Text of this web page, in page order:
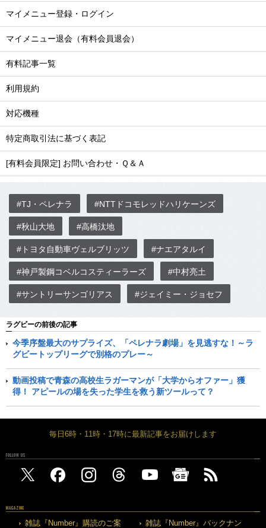
マイメニュー登録・ログイン
マイメニュー退会（有料会員退会）
有料記事一覧
利用規約
対応機種
特定商取引法に基づく表記
[有料会員限定] お問い合わせ・Ｑ＆Ａ
#TJ・ペレナラ #NTTドコモレッドハリケーンズ
#秋山大地 #高橋汰地
#トヨタ自動車ヴェルブリッツ #ナエアタルイ
#神戸製鋼コベルコスティーラーズ #中村亮土
#サントリーサンゴリアス #ジェイミー・ジョセフ
ラグビーの前後の記事
今季序盤最大のサプライズ、「ペレナラ劇場」を見逃すな！～ラ
グビートップリーグで別格のプレー～
動画投稿で青森の高校生ラガーマンが「大学からオファー」獲
得！ アピールの場を失った学生を救う新ツールって？
毎日6時・11時・17時に最新記事をお届けします
FOLLOW US
MAGAZINE
雑誌『Number』購読のご案
雑誌『Number』バックナン